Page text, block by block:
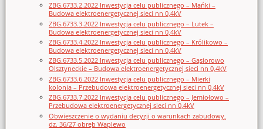
ZBG.6733.2.2022 Inwestycja celu publicznego – Mańki –
Budowa elektroenergetycznej sieci nn 0,4kV
ZBG.6733.3.2022 Inwestycja celu publicznego – Lutek –
Budowa elektroenergetycznej sieci nn 0,4kV
ZBG.6733.4.2022 Inwestycja celu publicznego – Królikowo –
Budowa elektroenergetycznej sieci nn 0,4kV
ZBG.6733.5.2022 Inwestycja celu publicznego – Gąsiorowo
Olsztyneckie – Budowa elektroenergetycznej sieci nn 0,4kV
ZBG.6733.6.2022 Inwestycja celu publicznego – Mierki
kolonia – Przebudowa elektroenergetycznej sieci nn 0,4kV
ZBG.6733.7.2022 Inwestycja celu publicznego – Jemiołowo –
Przebudowa elektroenergetycznej sieci nn 0,4kV
Obwieszczenie o wydaniu decyzji o warunkach zabudowy,
dz. 36/27 obręb Waplewo